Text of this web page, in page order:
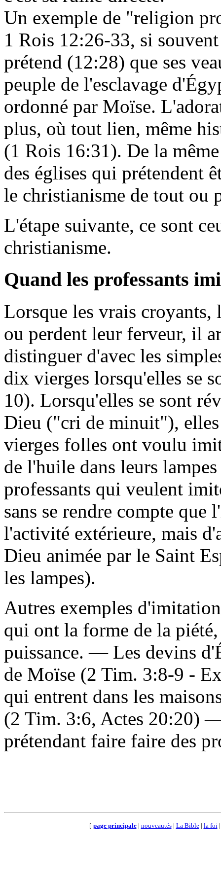
Un exemple de "religion
1 Rois 12:26-33, si
prétend (12:28) que ses
peuple de l'esclavage
ordonné par Moïse.
plus, où tout lien, même
(1 Rois 16:31). De la
des églises qui prétendent
le christianisme de tout ou
L'étape suivante, ce sont
christianisme.
Quand les professants
Lorsque les vrais croyants,
ou perdent leur ferveur, il
distinguer d'avec les
dix vierges lorsqu'elles se
10). Lorsqu'elles se sont
Dieu ("cri de minuit"),
vierges folles ont voulu
de l'huile dans leurs
professants qui veulent
sans se rendre compte
l'activité extérieure, mais
Dieu animée par le Saint
les lampes).
Autres exemples
qui ont la forme de la
puissance. — Les devins
de Moïse (2 Tim. 3:8-9 -
qui entrent dans les
(2 Tim. 3:6, Actes 20:20)
prétendant faire faire des
[ page principale| nouveautés| La Bible| la foi